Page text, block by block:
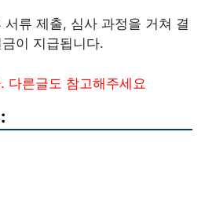
류 제출, 심사 과정을 거쳐 결
이 지급됩니다.
다른글도 참고해주세요